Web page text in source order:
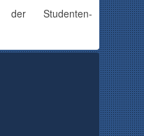
der Studenten-